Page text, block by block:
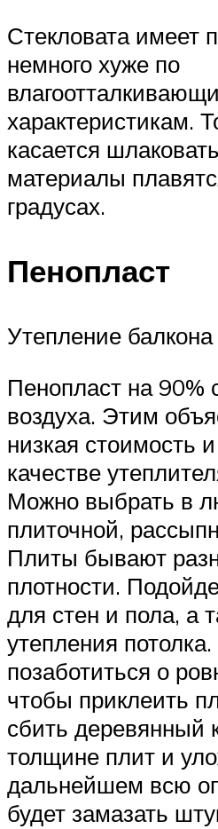
Стекловата имеет
немного хуже по
характеристикам.
касается
материалы
градусах.
Пенопласт
Утепление
Пенопласт на 90%
воздуха. Этим
низкая стоимость
качестве
Можно выбрать в
плиточной,
Плиты бывают
плотности.
для стен и пола, а
утепления
позаботиться о
чтобы приклеить
сбить деревянный
толщине плит и
дальнейшем всю
будет замазать